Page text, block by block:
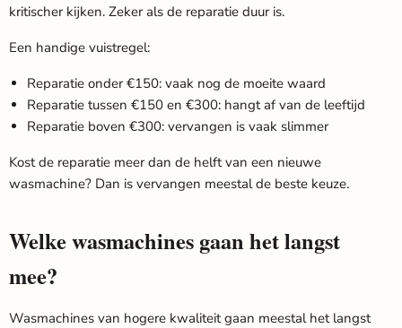
kritischer kijken. Zeker als de reparatie duur is.
Een handige vuistregel:
Reparatie onder €150: vaak nog de moeite waard
Reparatie tussen €150 en €300: hangt af van de leeftijd
Reparatie boven €300: vervangen is vaak slimmer
Kost de reparatie meer dan de helft van een nieuwe
wasmachine? Dan is vervangen meestal de beste keuze.
Welke wasmachines gaan het langst
mee?
Wasmachines van hogere kwaliteit gaan meestal het langst